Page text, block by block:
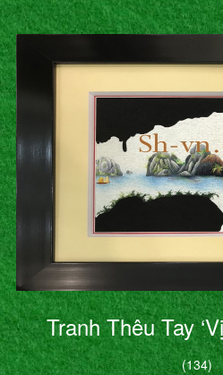
Tranh Thêu Tay
(134)